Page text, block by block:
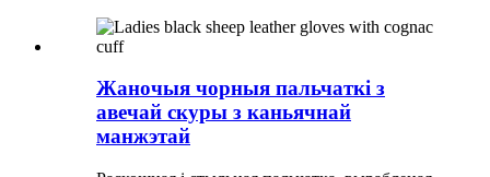
Жаночыя чорныя пальчаткі з
авечай скуры з каньячнай
манжэтай